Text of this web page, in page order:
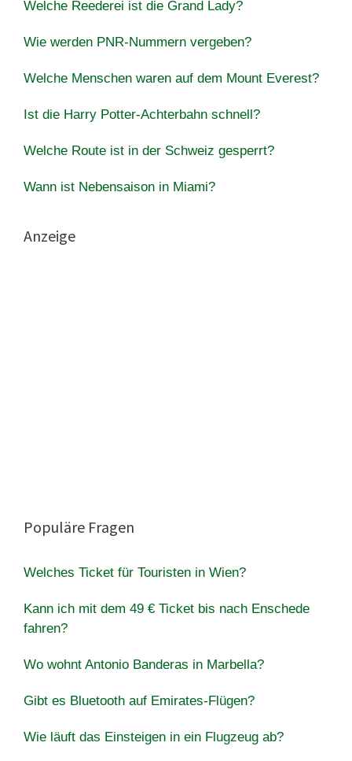
Welche Reederei ist die Grand Lady?
Wie werden PNR-Nummern vergeben?
Welche Menschen waren auf dem Mount Everest?
Ist die Harry Potter-Achterbahn schnell?
Welche Route ist in der Schweiz gesperrt?
Wann ist Nebensaison in Miami?
Anzeige
Populäre Fragen
Welches Ticket für Touristen in Wien?
Kann ich mit dem 49 € Ticket bis nach Enschede
fahren?
Wo wohnt Antonio Banderas in Marbella?
Gibt es Bluetooth auf Emirates-Flügen?
Wie läuft das Einsteigen in ein Flugzeug ab?